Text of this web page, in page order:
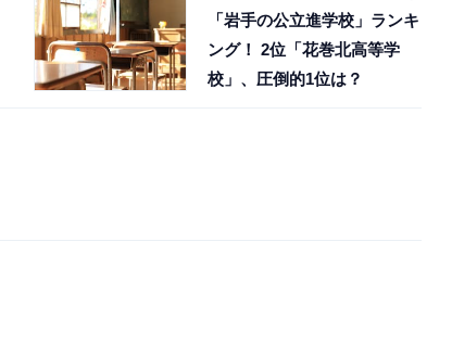
「岩手の公立進学校」ランキ
ング！ 2位「花巻北高等学
校」、圧倒的1位は？